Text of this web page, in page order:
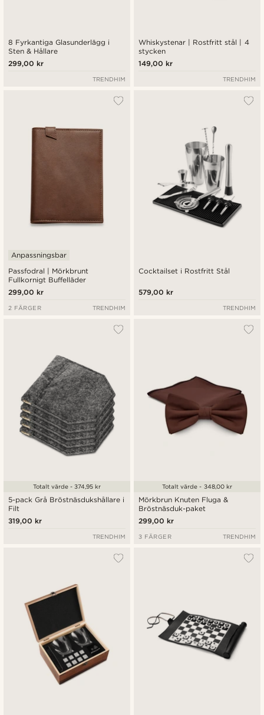
8 Fyrkantiga Glasunderlägg i
Sten & Hållare
299,00 kr
TRENDHIM
Whiskystenar | Rostfritt stål | 4
stycken
149,00 kr
TRENDHIM
Passfodral | Mörkbrunt
Fullkornigt Buffelläder
Anpassningsbar
299,00 kr
2 FÄRGER TRENDHIM
Cocktailset i Rostfritt Stål
579,00 kr
TRENDHIM
5-pack Grå Bröstnäsdukshållare i
Filt
319,00 kr
Totalt värde - 374,95 kr
TRENDHIM
Mörkbrun Knuten Fluga &
Bröstnäsduk-paket
299,00 kr
Totalt värde - 348,00 kr
3 FÄRGER TRENDHIM